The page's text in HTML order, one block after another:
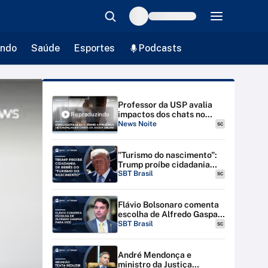
Saúde Esportes Podcasts
Reproduzindo
Professor da USP avalia
impactos dos chats no
desenvolvimento infantil |
News Noite SC
"Turismo do nascimento":
Trump proíbe cidadania
para bebês de estrangeiras
SBT Brasil SC
Flávio Bolsonaro comenta
escolha de Alfredo Gaspar
para vice-presidente
SBT Brasil SC
André Mendonça e
ministro da Justiça